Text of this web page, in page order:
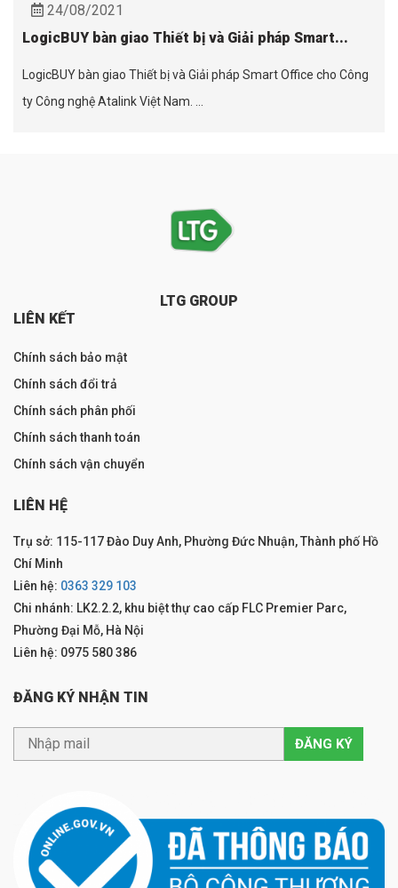
24/08/2021
LogicBUY bàn giao Thiết bị và Giải pháp Smart...
LogicBUY bàn giao Thiết bị và Giải pháp Smart Office cho Công
ty Công nghệ Atalink Việt Nam. ...
LTG GROUP
LIÊN KẾT
Chính sách bảo mật
Chính sách đổi trả
Chính sách phân phối
Chính sách thanh toán
Chính sách vận chuyển
LIÊN HỆ
Trụ sở: 115-117 Đào Duy Anh, Phường Đức Nhuận, Thành phố Hồ
Chí Minh
Liên hệ: 0363 329 103
Chi nhánh: LK2.2.2, khu biệt thự cao cấp FLC Premier Parc,
Phường Đại Mỗ, Hà Nội
Liên hệ: 0975 580 386
ĐĂNG KÝ NHẬN TIN